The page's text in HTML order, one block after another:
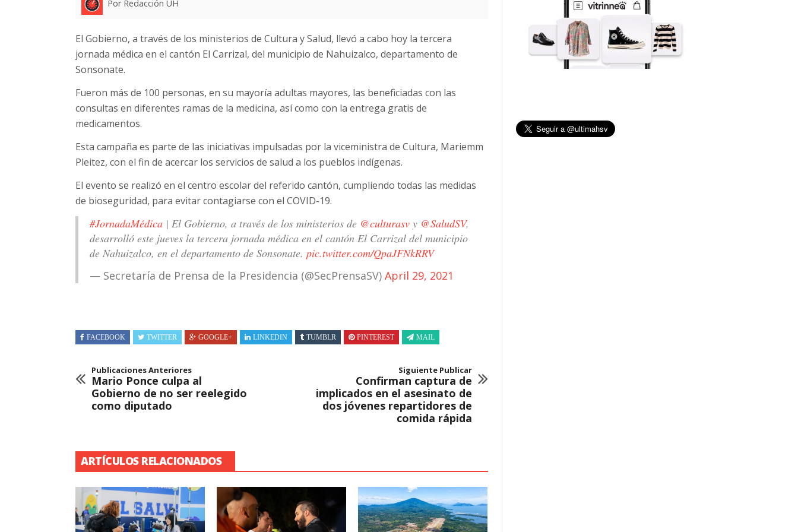
Por Redacción UH
El Gobierno, a través de los ministerios de Cultura y Salud, llevó a cabo hoy la tercera
jornada médica en el cantón El Carrizal, del municipio de Nahuizalco, departamento de
Sonsonate.
Fueron más de 100 personas, en su mayoría adultas mayores, las beneficiadas con las
consultas en diferentes ramas de la medicina, así como con la entrega gratis de
medicamentos.
Esta campaña es parte de las iniciativas impulsadas por la viceministra de Cultura, Mariemm
Pleitez, con el fin de acercar los servicios de salud a los pueblos indígenas.
El evento se realizó en el centro escolar del referido cantón, cumpliendo todas las medidas
de bioseguridad, para evitar contagiarse con el COVID-19.
#JornadaMédica | El Gobierno, a través de los ministerios de @culturasv y @SaludSV,
desarrolló este jueves la tercera jornada médica en el cantón El Carrizal del municipio
de Nahuizalco, en el departamento de Sonsonate. pic.twitter.com/QpaJFNkRRV
— Secretaría de Prensa de la Presidencia (@SecPrensaSV) April 29, 2021
FACEBOOK TWITTER GOOGLE+ LINKEDIN TUMBLR PINTEREST MAIL
Publicaciones Anteriores
Mario Ponce culpa al
Gobierno de no ser reelegido
como diputado
Siguiente Publicar
Confirman captura de
implicados en el asesinato de
dos jóvenes repartidores de
comida rápida
ARTÍCULOS RELACIONADOS